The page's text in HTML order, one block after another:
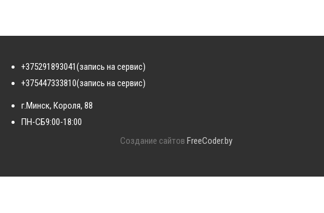
+375291893041(запись на сервис)
+375447333810(запись на сервис)
г.Минск, Короля, 88
ПН-СБ9:00-18:00
Создание сайтов FreeCoder.by